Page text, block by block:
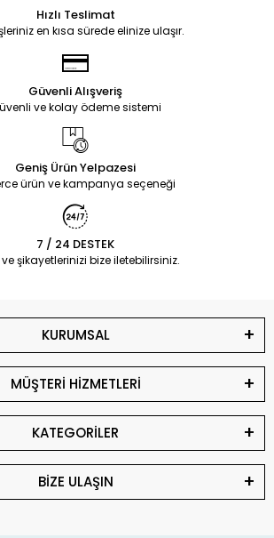
Hızlı Teslimat
en kısa sürede elinize ulaşır.
Güvenli Alışveriş
ve kolay ödeme sistemi
Geniş Ürün Yelpazesi
ürün ve kampanya seçeneği
7 / 24 DESTEK
ve şikayetlerinizi bize iletebilirsiniz.
KURUMSAL
MÜŞTERİ HİZMETLERİ
KATEGORİLER
BİZE ULAŞIN